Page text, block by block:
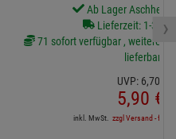
lieferbar
ab Zentrallager
90,-€ in DE
Ab Lager
Lieferzeit: 1-3
71 sofort verfügbar , weitere
lieferbar
UVP: 6,70
5,90 €
inkl. MwSt. zzgl Versand - frei
›